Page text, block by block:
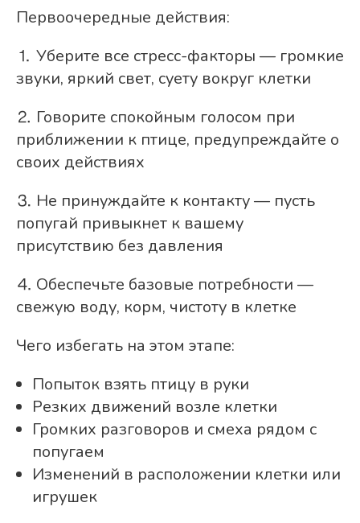
Первоочередные действия:
⒈ Уберите все стресс-факторы — громкие
звуки, яркий свет, суету вокруг клетки
⒉ Говорите спокойным голосом при
приближении к птице, предупреждайте о
своих действиях
⒊ Не принуждайте к контакту — пусть
попугай привыкнет к вашему
присутствию без давления
⒋ Обеспечьте базовые потребности —
свежую воду, корм, чистоту в клетке
Чего избегать на этом этапе:
Попыток взять птицу в руки
Резких движений возле клетки
Громких разговоров и смеха рядом с
попугаем
Изменений в расположении клетки или
игрушек